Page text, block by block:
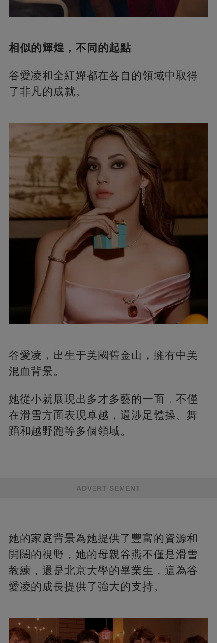
相似的輝煌，不同的起點
谷愛凌和全紅嬋都在各自的領域中取得
了非凡的成就。
谷愛凌，出生于美國舊金山，擁有中美
混血背景。
她從小就展現出多才多藝的一面，不僅
在滑雪方面表現卓越，還涉足體操、舞
蹈和越野跑等多個領域。
ADVERTISEMENT
她的家庭背景為她提供了豐富的資源和
開闊的視野，她的母親谷燕不僅是滑雪
教練，還是北京大學的畢業生，這為谷
愛凌的成長提供了強大的支持​​​​。